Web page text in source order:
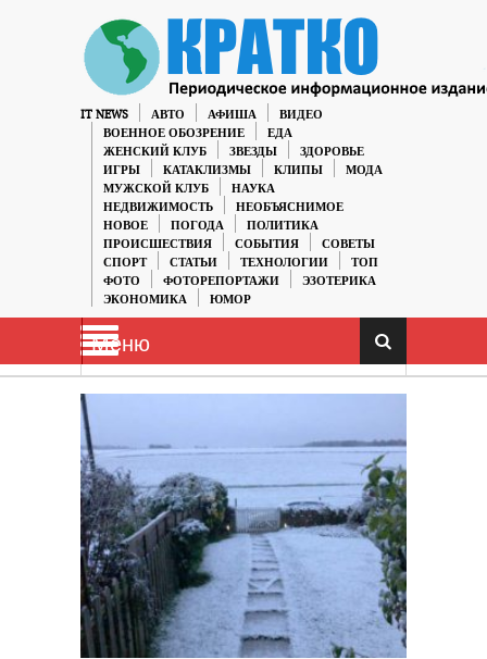
IT NEWS АВТО АФИША
ВИДЕО
ВОЕННОЕ ОБОЗРЕНИЕ
ЕДА
ЖЕНСКИЙ КЛУБ
ЗВЕЗДЫ
ЗДОРОВЬЕ
ИГРЫ
КАТАКЛИЗМЫ КЛИПЫ
МОДА
МУЖСКОЙ КЛУБ
НАУКА
НЕДВИЖИМОСТЬ
НЕОБЪЯСНИМОЕ
НОВОЕ
ПОГОДА
ПОЛИТИКА
ПРОИСШЕСТВИЯ
СОБЫТИЯ
СОВЕТЫ
СПОРТ
СТАТЬИ ТЕХНОЛОГИИ
ТОП
ФОТО
ФОТОРЕПОРТАЖИ
ЭЗОТЕРИКА
ЭКОНОМИКА
ЮМОР
Меню